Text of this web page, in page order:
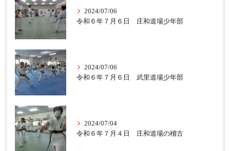
2024/07/06
令和６年７月６日 庄和道場少年部
2024/07/06
令和６年７月６日 武里道場少年部
2024/07/04
令和６年７月４日 庄和道場の稽古